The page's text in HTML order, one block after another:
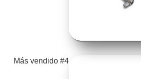
Más vendido #4